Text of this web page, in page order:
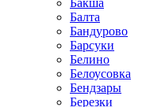
Бакша
Балта
Бандурово
Барсуки
Белино
Белоусовка
Бендзары
Березки